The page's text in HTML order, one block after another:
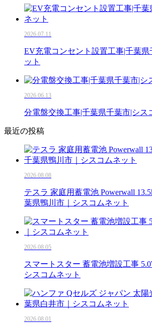
2026.07.11
EV充電コンセント設置工事|千葉県
ット
2026.06.13
分電盤交換工事|千葉県千葉市|シス
最近の投稿
2026.08.08
テスラ 家庭用蓄電池 Powerwall
葉県鴨川市｜シスコムネット
2026.08.05
スマートスター 蓄電池増設工事
シスコムネット
2026.08.01